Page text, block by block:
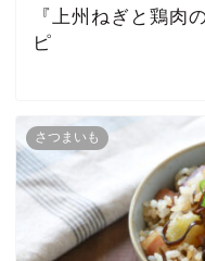
『上州ねぎと鶏肉
ピ
さつまいも